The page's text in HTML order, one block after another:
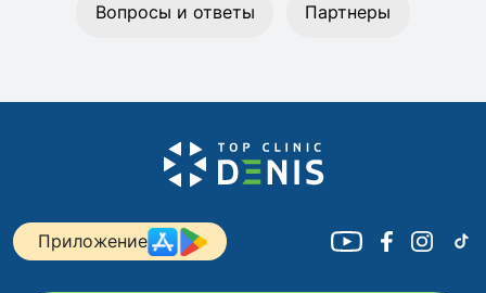
Вопросы и ответы Партнеры
Приложение